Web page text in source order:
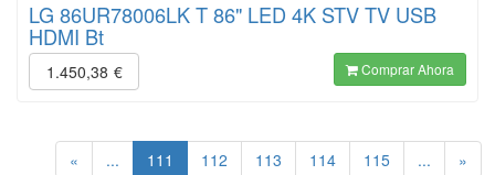
LG 86UR78006LK T 86" LED 4K STV TV USB
HDMI Bt
1.450,38 € Comprar Ahora
« ... 111 (current)
112 113 114 115 ...
»